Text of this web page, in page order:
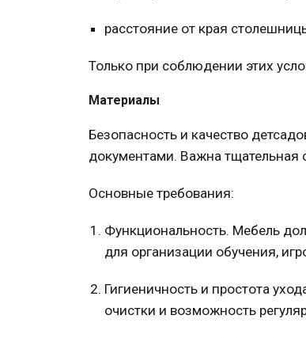
расстояние от края
Только при соблюдении этих
Материалы
Безопасность и качество
документами. Важна тщательная
Основные требования:
Функциональность. Мебель
для организации обучения,
Гигиеничность и простота
очистки и возможность